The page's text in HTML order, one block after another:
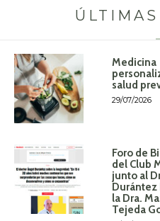
Medicina
salud
29/07/2026
Foro de
del Club
junto al
Durántez
la Dra.
Tejeda